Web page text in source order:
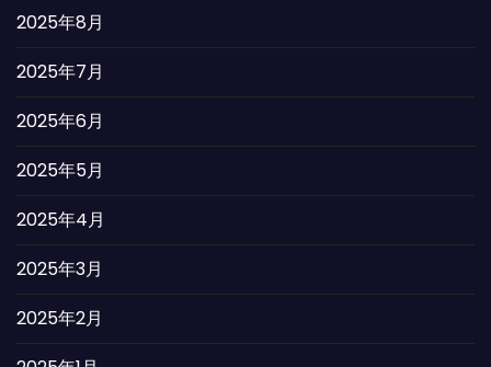
2025年8月
2025年7月
2025年6月
2025年5月
2025年4月
2025年3月
2025年2月